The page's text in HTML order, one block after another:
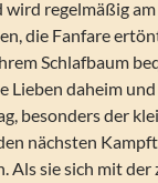
regelmäßig am
die Fanfare
Schlafbaum
Lieben daheim
besonders der
nächsten
Als sie sich mit